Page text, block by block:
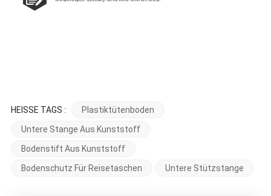
HEISSE TAGS :
Plastiktütenboden
Untere Stange Aus Kunststoff
Bodenstift Aus Kunststoff
Bodenschutz Für Reisetaschen
Untere Stützstange